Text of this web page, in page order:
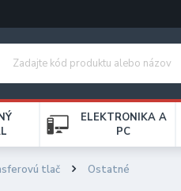
ELEKTRONIKA A
PC
tlač Ostatné